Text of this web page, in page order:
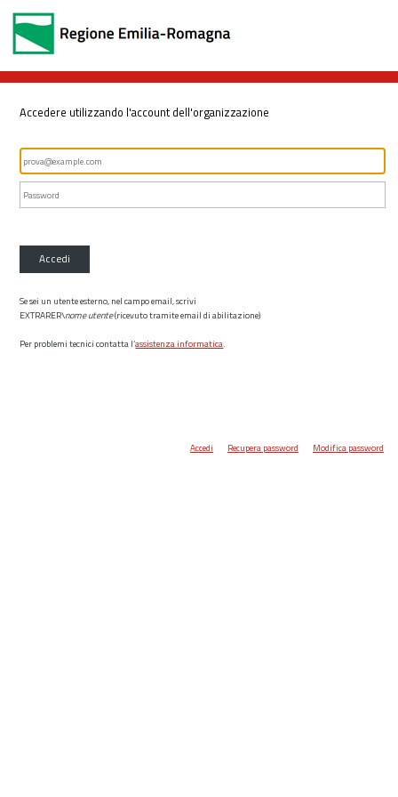
Accedere utilizzando l'account dell'organizzazione
Accedi
Se sei un utente esterno, nel campo email, scrivi
EXTRARER\nome utente(ricevuto tramite email di abilitazione)
Per problemi tecnici contatta l’assistenza informatica.
Accedi Recupera password Modifica password